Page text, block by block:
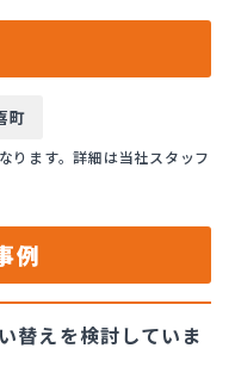
町
ります。詳細は当社スタッフ
例
替えを検討していま